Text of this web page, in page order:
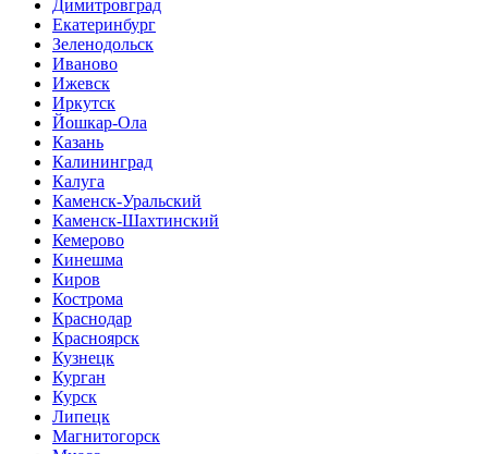
Димитровград
Екатеринбург
Зеленодольск
Иваново
Ижевск
Иркутск
Йошкар-Ола
Казань
Калининград
Калуга
Каменск-Уральский
Каменск-Шахтинский
Кемерово
Кинешма
Киров
Кострома
Краснодар
Красноярск
Кузнецк
Курган
Курск
Липецк
Магнитогорск